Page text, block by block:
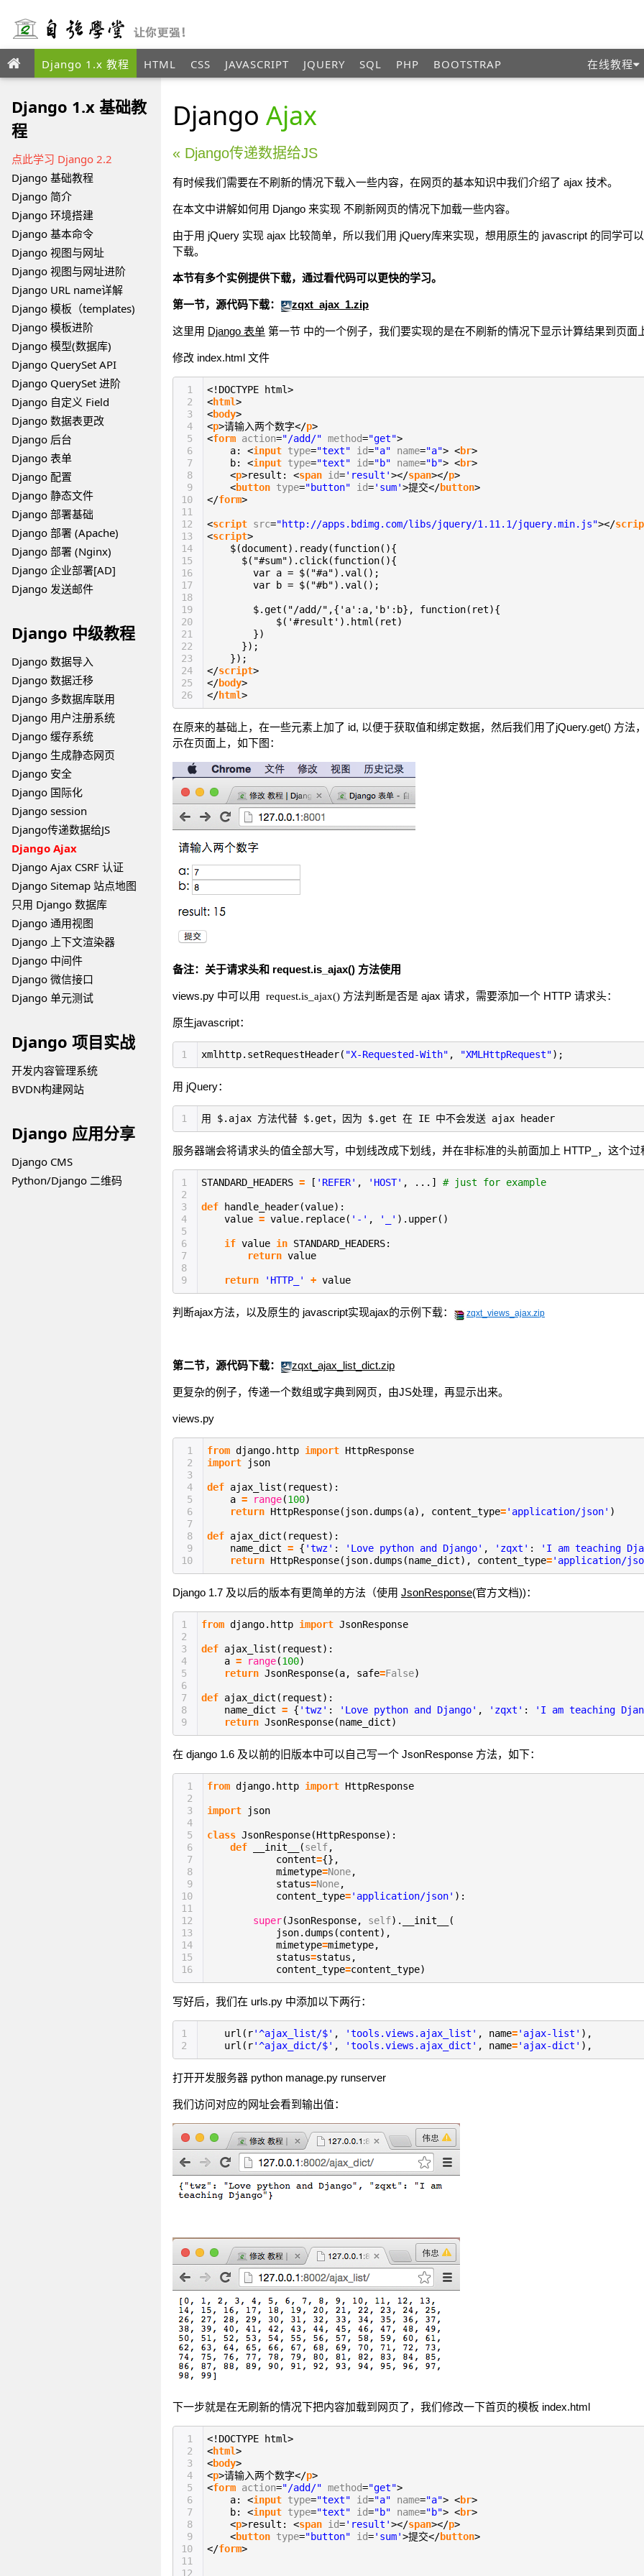
Django 1.x 教程 HTML CSS JAVASCRIPT JQUERY SQL PHP BOOTSTRAP 在线教程
Django 1.x 基础教
程
点此学习 Django 2.2
Django 基础教程
Django 简介
Django 环境搭建
Django 基本命令
Django 视图与网址
Django 视图与网址进阶
Django URL name详解
Django 模板（templates)
Django 模板进阶
Django 模型(数据库)
Django QuerySet API
Django QuerySet 进阶
Django 自定义 Field
Django 数据表更改
Django 后台
Django 表单
Django 配置
Django 静态文件
Django 部署基础
Django 部署 (Apache)
Django 部署 (Nginx)
Django 企业部署[AD]
Django 发送邮件
Django 中级教程
Django 数据导入
Django 数据迁移
Django 多数据库联用
Django 用户注册系统
Django 缓存系统
Django 生成静态网页
Django 安全
Django 国际化
Django session
Django传递数据给JS
Django Ajax
Django Ajax CSRF 认证
Django Sitemap 站点地图
只用 Django 数据库
Django 通用视图
Django 上下文渲染器
Django 中间件
Django 微信接口
Django 单元测试
Django 项目实战
开发内容管理系统
BVDN构建网站
Django 应用分享
Django CMS
Python/Django 二维码
Django Ajax
« Django传递数据给JS
有时候我们需要在不刷新的情况下载入一些内容，在网页的基本知识中我们介绍了 ajax 技术。
在本文中讲解如何用 Django 来实现 不刷新网页的情况下加载一些内容。
由于用 jQuery 实现 ajax 比较简单，所以我们用 jQuery库来实现，想用原生的 javascript 的同学可以
下载。
本节有多个实例提供下载，通过看代码可以更快的学习。
第一节，源代码下载： zqxt_ajax_1.zip
这里用 Django 表单第一节 中的一个例子，我们要实现的是在不刷新的情况下显示计算结果到页面
修改 index.html 文件
1
2
3
4
5
6
7
8
9
10
11
12
13
14
15
16
17
18
19
20
21
22
23
24
25
26
<!DOCTYPE html>
<html>
<body>
<p>请输入两个数字</p>
<form action="/add/" method="get">
a: <input type="text" id="a" name="a"> <br>
b: <input type="text" id="b" name="b"> <br>
<p>result: <span id='result'></span></p>
<button type="button" id='sum'>提交</button>
</form>
<script src="http://apps.bdimg.com/libs/jquery/1.11.1/jquery.min.js"></
<script>
$(document).ready(function(){
$("#sum").click(function(){
var a = $("#a").val();
var b = $("#b").val();
$.get("/add/",{'a':a,'b':b}, function(ret){
$('#result').html(ret)
})
});
});
</script>
</body>
</html>
在原来的基础上，在一些元素上加了 id, 以便于获取值和绑定数据，然后我们用了jQuery.get() 方法
示在页面上，如下图：
备注：关于请求头和 request.is_ajax() 方法使用
views.py 中可以用 request.is_ajax()方法判断是否是 ajax 请求，需要添加一个 HTTP 请求头：
原生javascript：
1 xmlhttp.setRequestHeader( "X-Requested-With" , "XMLHttpRequest");
用 jQuery：
1 用 $.ajax 方法代替 $.get，因为 $.get 在 IE 中不会发送 ajax header
服务器端会将请求头的值全部大写，中划线改成下划线，并在非标准的头前面加上 HTTP_，这个过
1
2
3
4
5
6
7
8
9
STANDARD_HEADERS = [ 'REFER' , 'HOST' , ...] # just for example
def
handle_header(value):
value = value.replace( '-' , '_' ).upper()
if value in STANDARD_HEADERS:
return value
return 'HTTP_' + value
判断ajax方法，以及原生的 javascript实现ajax的示例下载： zqxt_views_ajax.zip
第二节，源代码下载： zqxt_ajax_list_dict.zip
更复杂的例子，传递一个数组或字典到网页，由JS处理，再显示出来。
views.py
1
2
3
4
5
6
7
8
9
10
from django.http import HttpResponse
import
json
def ajax_list(request):
a = range(100)
return HttpResponse(json.dumps(a), content_type='application/json' )
def ajax_dict(request):
name_dict = { 'twz' : 'Love python and Django' , 'zqxt' : 'I am teaching
return HttpResponse(json.dumps(name_dict), content_type='application/
Django 1.7 及以后的版本有更简单的方法（使用 JsonResponse(官方文档))：
1
2
3
4
5
6
7
8
9
from django.http import JsonResponse
def ajax_list(request):
a = range(100)
return JsonResponse(a, safe=False)
def ajax_dict(request):
name_dict = { 'twz' : 'Love python and Django' , 'zqxt' : 'I am teaching
return JsonResponse(name_dict)
在 django 1.6 及以前的旧版本中可以自己写一个 JsonResponse 方法，如下：
1
2
3
4
5
6
7
8
9
10
11
12
13
14
15
16
from django.http import HttpResponse
import json
class JsonResponse(HttpResponse):
def
__init__(self,
content={},
mimetype=None,
status=None,
content_type='application/json' ):
super(JsonResponse, self).__init__(
json.dumps(content),
mimetype=mimetype,
status=status,
content_type=content_type)
写好后，我们在 urls.py 中添加以下两行：
1
2
url(r'^ajax_list/$' , 'tools.views.ajax_list' , name='ajax-list' ),
url(r'^ajax_dict/$' , 'tools.views.ajax_dict' , name='ajax-dict' ),
打开开发服务器 python manage.py runserver
我们访问对应的网址会看到输出值：
下一步就是在无刷新的情况下把内容加载到网页了，我们修改一下首页的模板 index.html
1
2
3
4
5
6
7
8
9
10
11
12
<!DOCTYPE html>
<html>
<body>
<p>请输入两个数字</p>
<form action="/add/" method="get">
a: <input type="text" id="a" name="a"> <br>
b: <input type="text" id="b" name="b"> <br>
<p>result: <span id='result'></span></p>
<button type="button" id='sum'>提交</button>
</form>